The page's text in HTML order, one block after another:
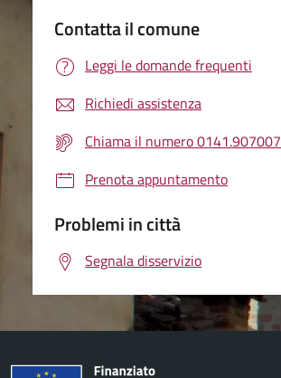
Contatta il comune
Leggi le domande frequenti
Richiedi assistenza
Chiama il numero 0141.907007
Prenota appuntamento
Problemi in città
Segnala disservizio